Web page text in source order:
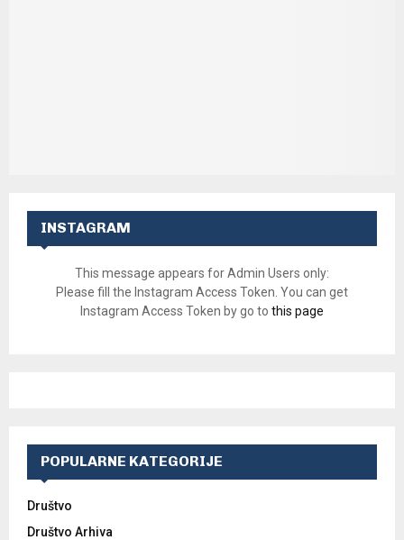
INSTAGRAM
This message appears for Admin Users only:
Please fill the Instagram Access Token. You can get
Instagram Access Token by go to this page
POPULARNE KATEGORIJE
Društvo
Društvo Arhiva